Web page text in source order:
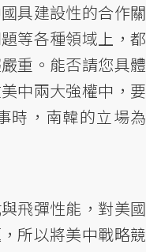
具建設性的合作關
等各種領域上，都
重。能否請您具體
中兩大強權中，要
時，南韓的立場為
飛彈性能，對美國
所以將美中戰略競